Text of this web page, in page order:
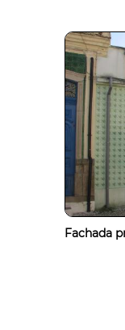
Fachada